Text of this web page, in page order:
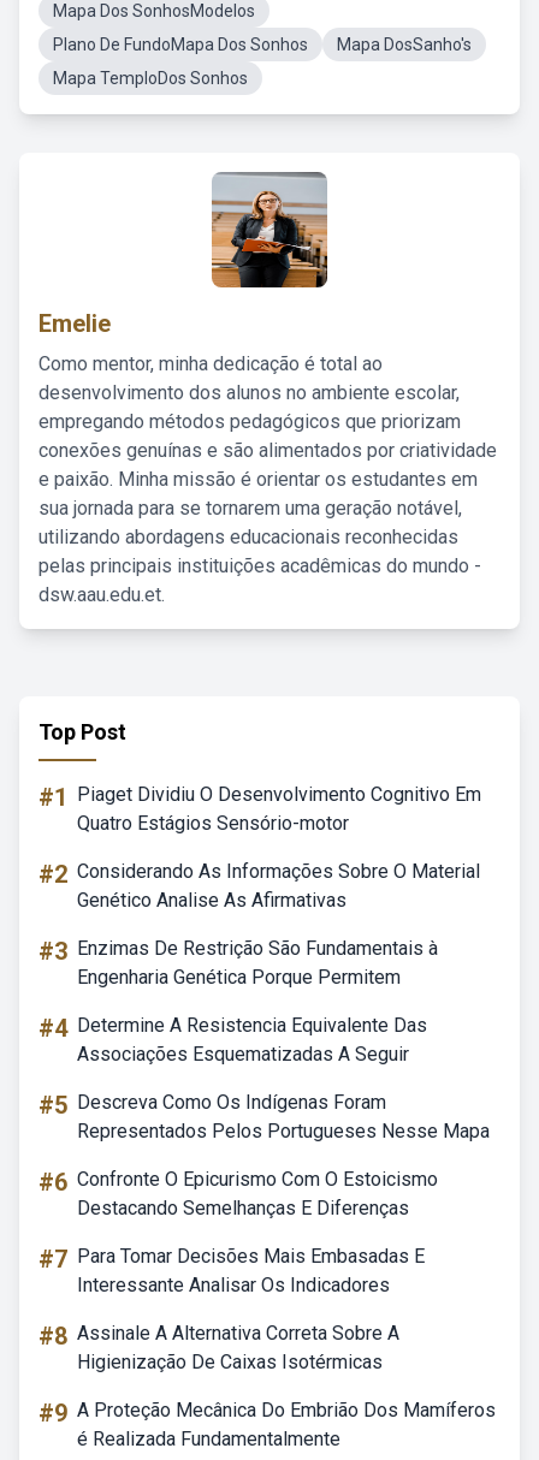
Mapa Dos SonhosModelos
Plano De FundoMapa Dos Sonhos
Mapa DosSanho's
Mapa TemploDos Sonhos
Emelie
Como mentor, minha dedicação é total ao
desenvolvimento dos alunos no ambiente escolar,
empregando métodos pedagógicos que priorizam
conexões genuínas e são alimentados por criatividade
e paixão. Minha missão é orientar os estudantes em
sua jornada para se tornarem uma geração notável,
utilizando abordagens educacionais reconhecidas
pelas principais instituições acadêmicas do mundo -
dsw.aau.edu.et.
Top Post
#1
Piaget Dividiu O Desenvolvimento Cognitivo Em
Quatro Estágios Sensório-motor
#2 Considerando As Informações Sobre O Material
Genético Analise As Afirmativas
#3 Enzimas De Restrição São Fundamentais à
Engenharia Genética Porque Permitem
#4 Determine A Resistencia Equivalente Das
Associações Esquematizadas A Seguir
#5 Descreva Como Os Indígenas Foram
Representados Pelos Portugueses Nesse Mapa
#6 Confronte O Epicurismo Com O Estoicismo
Destacando Semelhanças E Diferenças
#7 Para Tomar Decisões Mais Embasadas E
Interessante Analisar Os Indicadores
#8 Assinale A Alternativa Correta Sobre A
Higienização De Caixas Isotérmicas
#9 A Proteção Mecânica Do Embrião Dos Mamíferos
é Realizada Fundamentalmente